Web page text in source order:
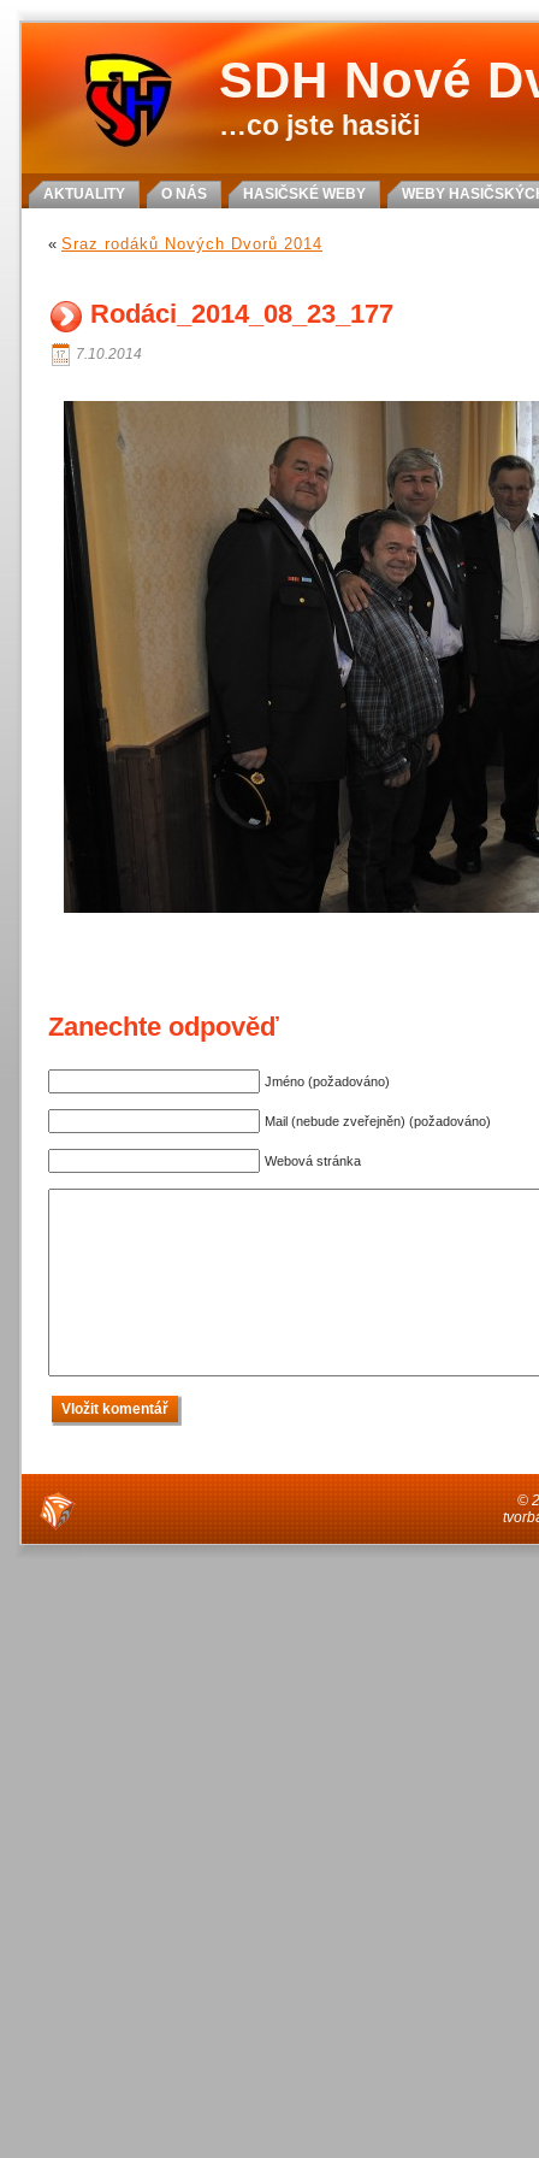
SDH Nové
…co jste hasiči
AKTUALITY O NÁS HASIČSKÉ WEBY WEBY
« Sraz rodáků Nových Dvorů 2014
Rodáci_2014_08_23_177
7.10.2014
Zanechte odpověď
Jméno (požadováno)
Mail (nebude zveřejněn) (požadováno)
Webová stránka
©